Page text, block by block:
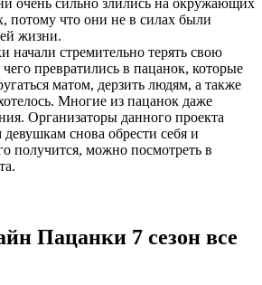
очень сильно злились на окружающих
потому что они не в силах были
жизни.
начали стремительно терять свою
превратились в пацанок, которые
матом, дерзить людям, а также
Многие из пацанок даже
Организаторы данного проекта
снова обрести себя и
получится, можно посмотреть в
Пацанки 7 сезон все